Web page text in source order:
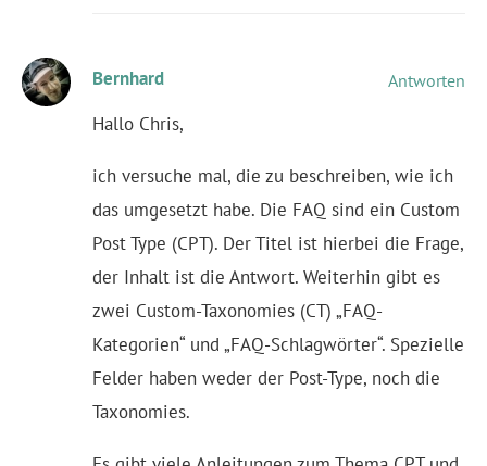
Bernhard Antworten
Hallo Chris,
ich versuche mal, die zu beschreiben, wie ich
das umgesetzt habe. Die FAQ sind ein Custom
Post Type (CPT). Der Titel ist hierbei die Frage,
der Inhalt ist die Antwort. Weiterhin gibt es
zwei Custom-Taxonomies (CT) „FAQ-
Kategorien“ und „FAQ-Schlagwörter“. Spezielle
Felder haben weder der Post-Type, noch die
Taxonomies.